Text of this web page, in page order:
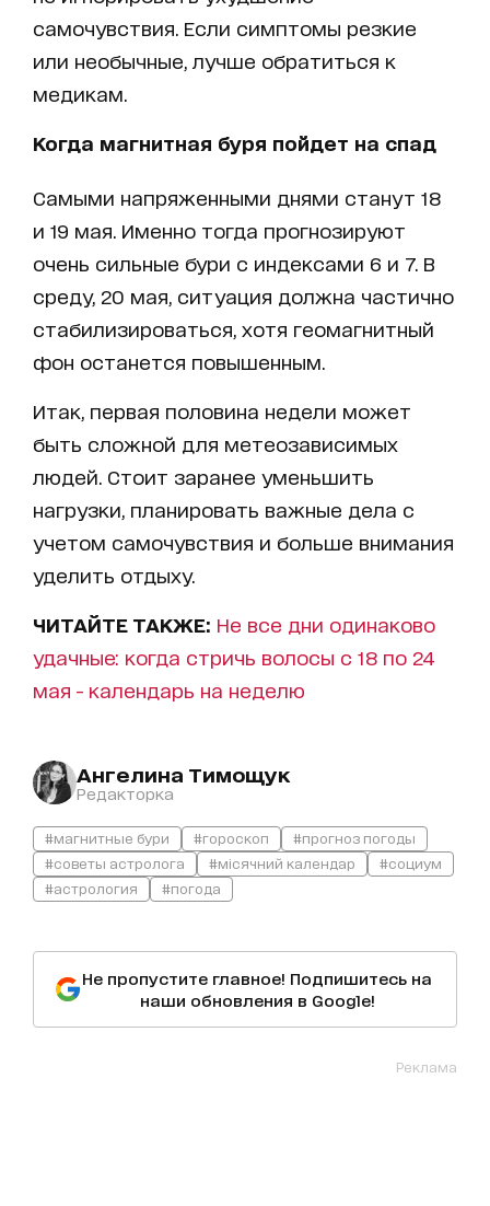
самочувствия. Если симптомы резкие
или необычные, лучше обратиться к
медикам.
Когда магнитная буря пойдет на спад
Самыми напряженными днями станут 18
и 19 мая. Именно тогда прогнозируют
очень сильные бури с индексами 6 и 7. В
среду, 20 мая, ситуация должна частично
стабилизироваться, хотя геомагнитный
фон останется повышенным.
Итак, первая половина недели может
быть сложной для метеозависимых
людей. Стоит заранее уменьшить
нагрузки, планировать важные дела с
учетом самочувствия и больше внимания
уделить отдыху.
ЧИТАЙТЕ ТАКЖЕ: Не все дни одинаково
удачные: когда стричь волосы с 18 по 24
мая - календарь на неделю
Ангелина Тимощук
Редакторка
#магнитные бури #гороскоп
#прогноз погоды
#советы астролога
#місячний календар
#социум
#астрология
#погода
Не пропустите главное! Подпишитесь на
наши обновления в Google!
Реклама